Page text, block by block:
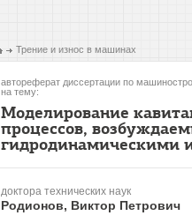
Трение и износ в машинах
автореферат диссертации по
на тему:
Моделирование
процессов,
гидродинамическими
доктора технических наук
Родионов, Виктор Петрович